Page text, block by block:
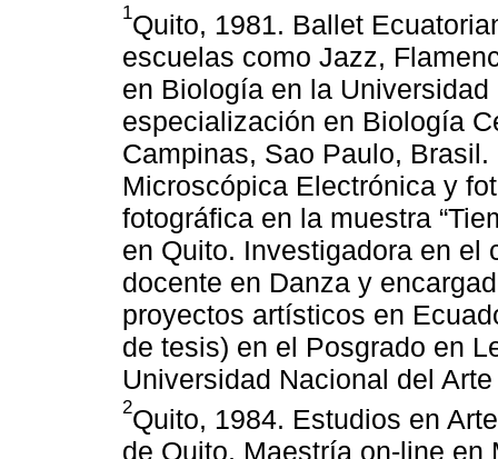
1Quito, 1981. Ballet
escuelas como Jazz,
en Biología en la
especialización en Biología
Campinas, Sao Paulo,
Microscópica Electrónica y
fotográfica en la muestra
en Quito. Investigadora en el
docente en Danza y
proyectos artísticos en
de tesis) en el Posgrado en
Universidad Nacional del
2Quito, 1984. Estudios en
de Quito, Maestría on-line